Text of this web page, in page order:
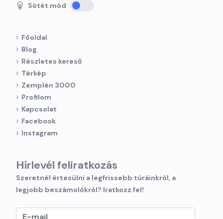
Sötét mód
Főoldal
Blog
Részletes kereső
Térkép
Zemplén 3000
Profilom
Kapcsolat
Facebook
Instagram
Hírlevél feliratkozás
Szeretnél értesülni a legfrissebb túráinkról, a
legjobb beszámolókról? Iratkozz fel!